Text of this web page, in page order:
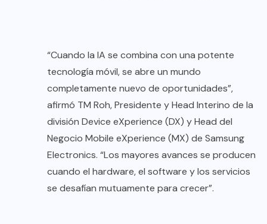
“Cuando la IA se combina con una potente
tecnología móvil, se abre un mundo
completamente nuevo de oportunidades”,
afirmó TM Roh, Presidente y Head Interino de la
división Device eXperience (DX) y Head del
Negocio Mobile eXperience (MX) de Samsung
Electronics. “Los mayores avances se producen
cuando el hardware, el software y los servicios
se desafían mutuamente para crecer”.